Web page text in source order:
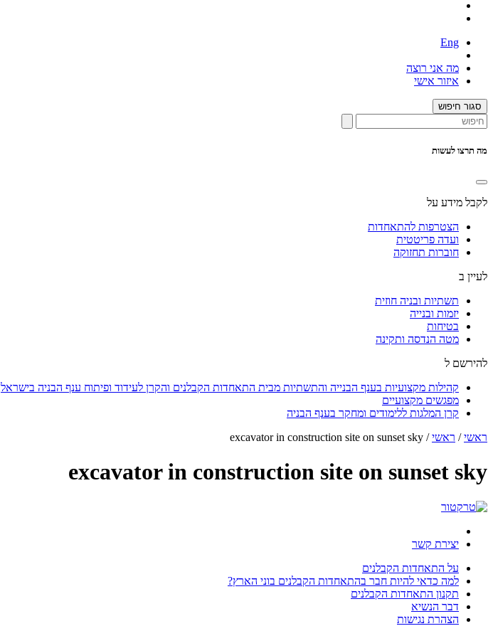
Eng
מה אני רוצה
איזור אישי
סגור חיפוש
מה תרצו לעשות
לקבל מידע על
הצטרפות להתאחדות
ועדה פריטטית
חוברות תחזוקה
לעיין ב
תשתיות ובניה חוזית
יזמות ובנייה
בטיחות
מטה הנדסה ותקינה
להירשם ל
קהילות מקצועיות בענף הבנייה והתשתיות מבית התאחדות הקבלנים והקרן לעידוד ופיתוח ענף הבניה בישראל
מפגשים מקצועיים
קרן המלגות ללימודים ומחקר בענף הבניה
ראשי/ ראשי/
excavator in construction site on sunset sky
excavator in construction site on sunset sky
יצירת קשר
על התאחדות הקבלנים
למה כדאי להיות חבר בהתאחדות הקבלנים בוני הארץ?
תקנון התאחדות הקבלנים
דבר הנשיא
הצהרת נגישות